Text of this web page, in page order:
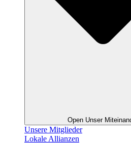
Open Unser
Unsere Mitglieder
Lokale Allianzen